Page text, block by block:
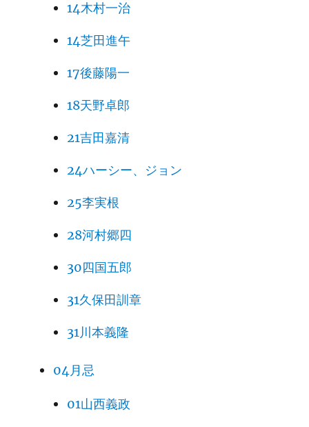
14木村一治
14芝田進午
17後藤陽一
18天野卓郎
21吉田嘉清
24ハーシー、ジョン
25李実根
28河村郷四
30四国五郎
31久保田訓章
31川本義隆
04月忌
01山西義政